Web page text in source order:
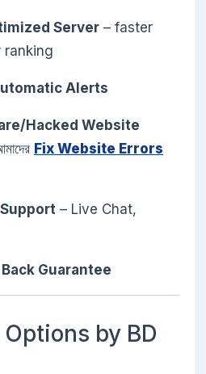
Server – faster
ranking
Alerts
Hacked Website
Fix Website Errors
– Live Chat,
Guarantee
by BD